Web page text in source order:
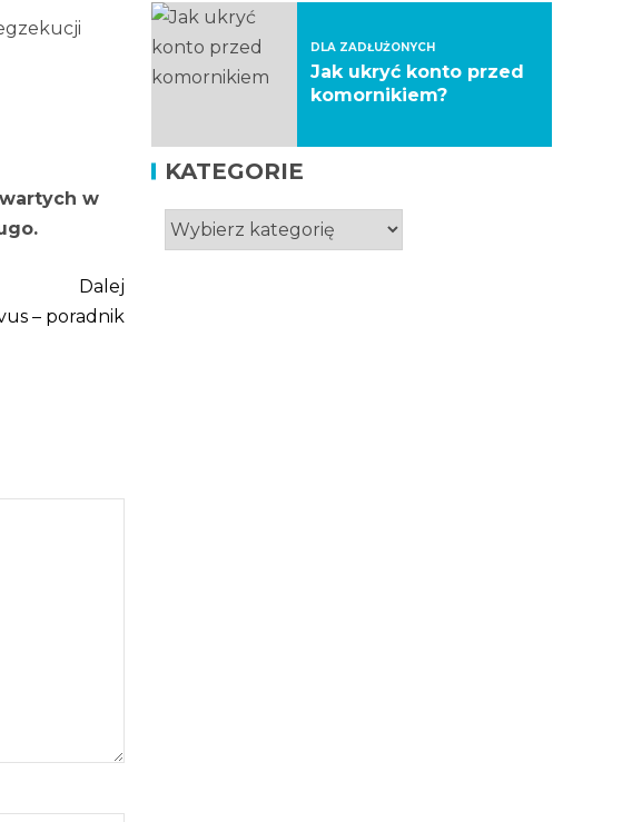
w
Dalej
– poradnik
DLA ZADŁUŻONYCH
Jak ukryć konto przed
komornikiem?
KATEGORIE